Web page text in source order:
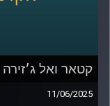
קטאר ואל ג׳זירה
11/06/2025